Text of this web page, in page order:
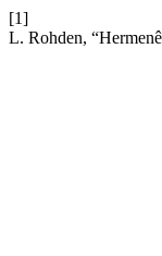
[1]
L. Rohden,